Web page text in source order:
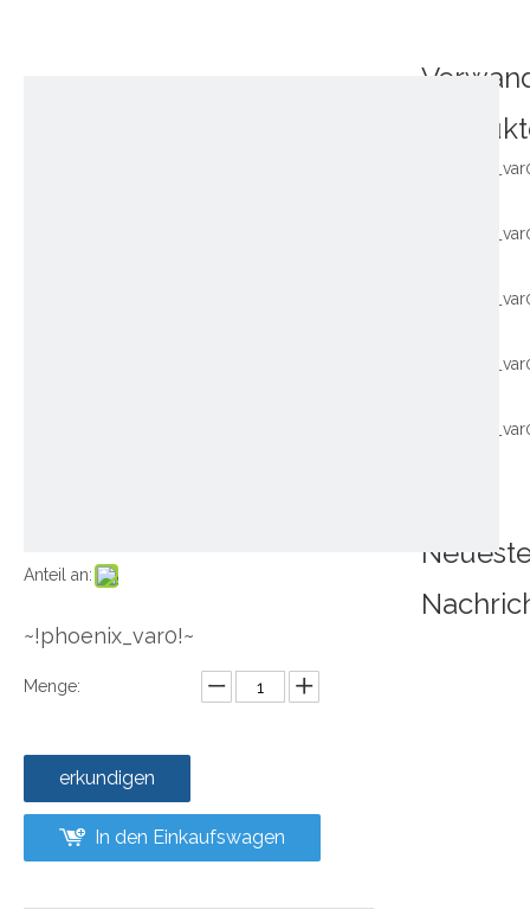
Anteil an:
~!phoenix_var0!~
Menge:
erkundigen
In den Einkaufswagen